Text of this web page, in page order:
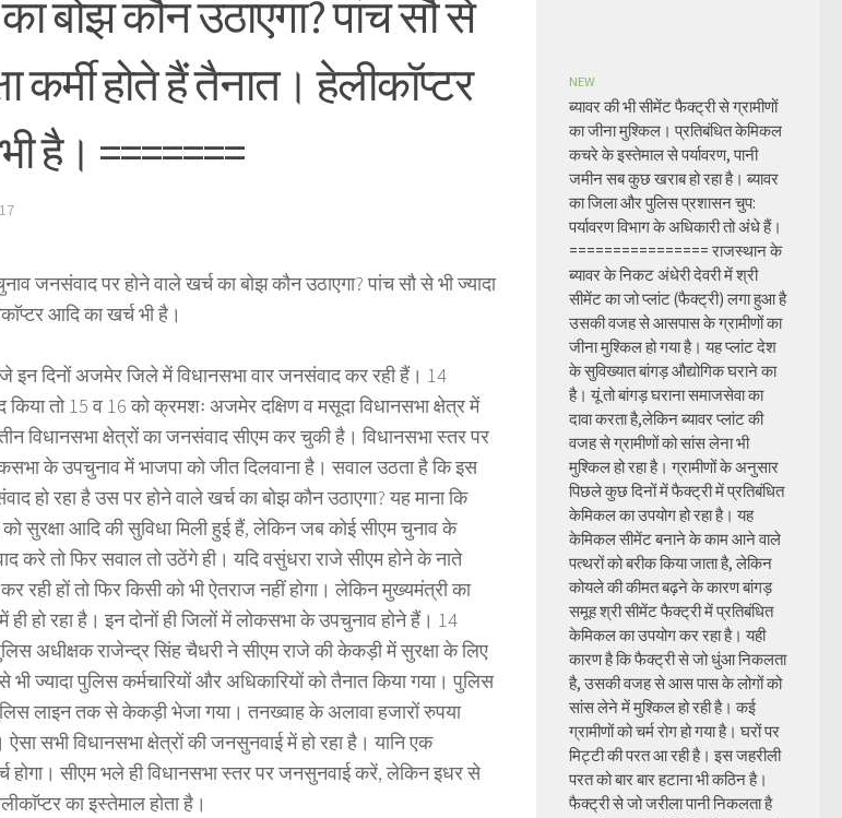
बोझ कौन उठाएगा? पांच सौ से
कर्मी होते हैं तैनात। हेलीकाॅप्टर
है। =======
जनसंवाद पर होने वाले खर्च का बोझ कौन उठाएगा? पांच सौ से भी ज्यादा
आदि का खर्च भी है।
इन दिनों अजमेर जिले में विधानसभा वार जनसंवाद कर रही हैं। 14
तो 15 व 16 को क्रमशः अजमेर दक्षिण व मसूदा विधानसभा क्षेत्र में
विधानसभा क्षेत्रों का जनसंवाद सीएम कर चुकी है। विधानसभा स्तर पर
के उपचुनाव में भाजपा को जीत दिलवाना है। सवाल उठता है कि इस
हो रहा है उस पर होने वाले खर्च का बोझ कौन उठाएगा? यह माना कि
सुरक्षा आदि की सुविधा मिली हुई हैं, लेकिन जब कोई सीएम चुनाव के
करे तो फिर सवाल तो उठेंगे ही। यदि वसुंधरा राजे सीएम होने के नाते
रही हों तो फिर किसी को भी ऐतराज नहीं होगा। लेकिन मुख्यमंत्री का
हो रहा है। इन दोनों ही जिलों में लोकसभा के उपचुनाव होने हैं। 14
अधीक्षक राजेन्द्र सिंह चैधरी ने सीएम राजे की केकड़ी में सुरक्षा के लिए
ज्यादा पुलिस कर्मचारियों और अधिकारियों को तैनात किया गया। पुलिस
लाइन तक से केकड़ी भेजा गया। तनख्वाह के अलावा हजारों रुपया
ऐसा सभी विधानसभा क्षेत्रों की जनसुनवाई में हो रहा है। यानि एक
होगा। सीएम भले ही विधानसभा स्तर पर जनसुनवाई करें, लेकिन इधर से
का इस्तेमाल होता है।
NEW
ब्यावर की भी सीमेंट फैक्ट्री से ग्रामीणों
का जीना मुश्किल। प्रतिबंधित केमिकल
कचरे के इस्तेमाल से पर्यावरण, पानी
जमीन सब कुछ खराब हो रहा है। ब्यावर
का जिला और पुलिस प्रशासन चुप:
पर्यावरण विभाग के अधिकारी तो अंधे हैं।
================ राजस्थान के
ब्यावर के निकट अंधेरी देवरी में श्री
सीमेंट का जो प्लांट (फैक्ट्री) लगा हुआ है
उसकी वजह से आसपास के ग्रामीणों का
जीना मुश्किल हो गया है। यह प्लांट देश
के सुविख्यात बांगड़ औद्योगिक घराने का
है। यूं तो बांगड़ घराना समाजसेवा का
दावा करता है,लेकिन ब्यावर प्लांट की
वजह से ग्रामीणों को सांस लेना भी
मुश्किल हो रहा है। ग्रामीणों के अनुसार
पिछले कुछ दिनों में फैक्ट्री में प्रतिबंधित
केमिकल का उपयोग हो रहा है। यह
केमिकल सीमेंट बनाने के काम आने वाले
पत्थरों को बरीक किया जाता है, लेकिन
कोयले की कीमत बढ़ने के कारण बांगड़
समूह श्री सीमेंट फैक्ट्री में प्रतिबंधित
केमिकल का उपयोग कर रहा है। यही
कारण है कि फैक्ट्री से जो धुंआ निकलता
है, उसकी वजह से आस पास के लोगों को
सांस लेने में मुश्किल हो रही है। कई
ग्रामीणों को चर्म रोग हो गया है। घरों पर
मिट्टी की परत आ रही है। इस जहरीली
परत को बार बार हटाना भी कठिन है।
फैक्ट्री से जो जरीला पानी निकलता है